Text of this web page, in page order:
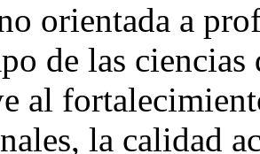
orientada a
de las
al
la calidad